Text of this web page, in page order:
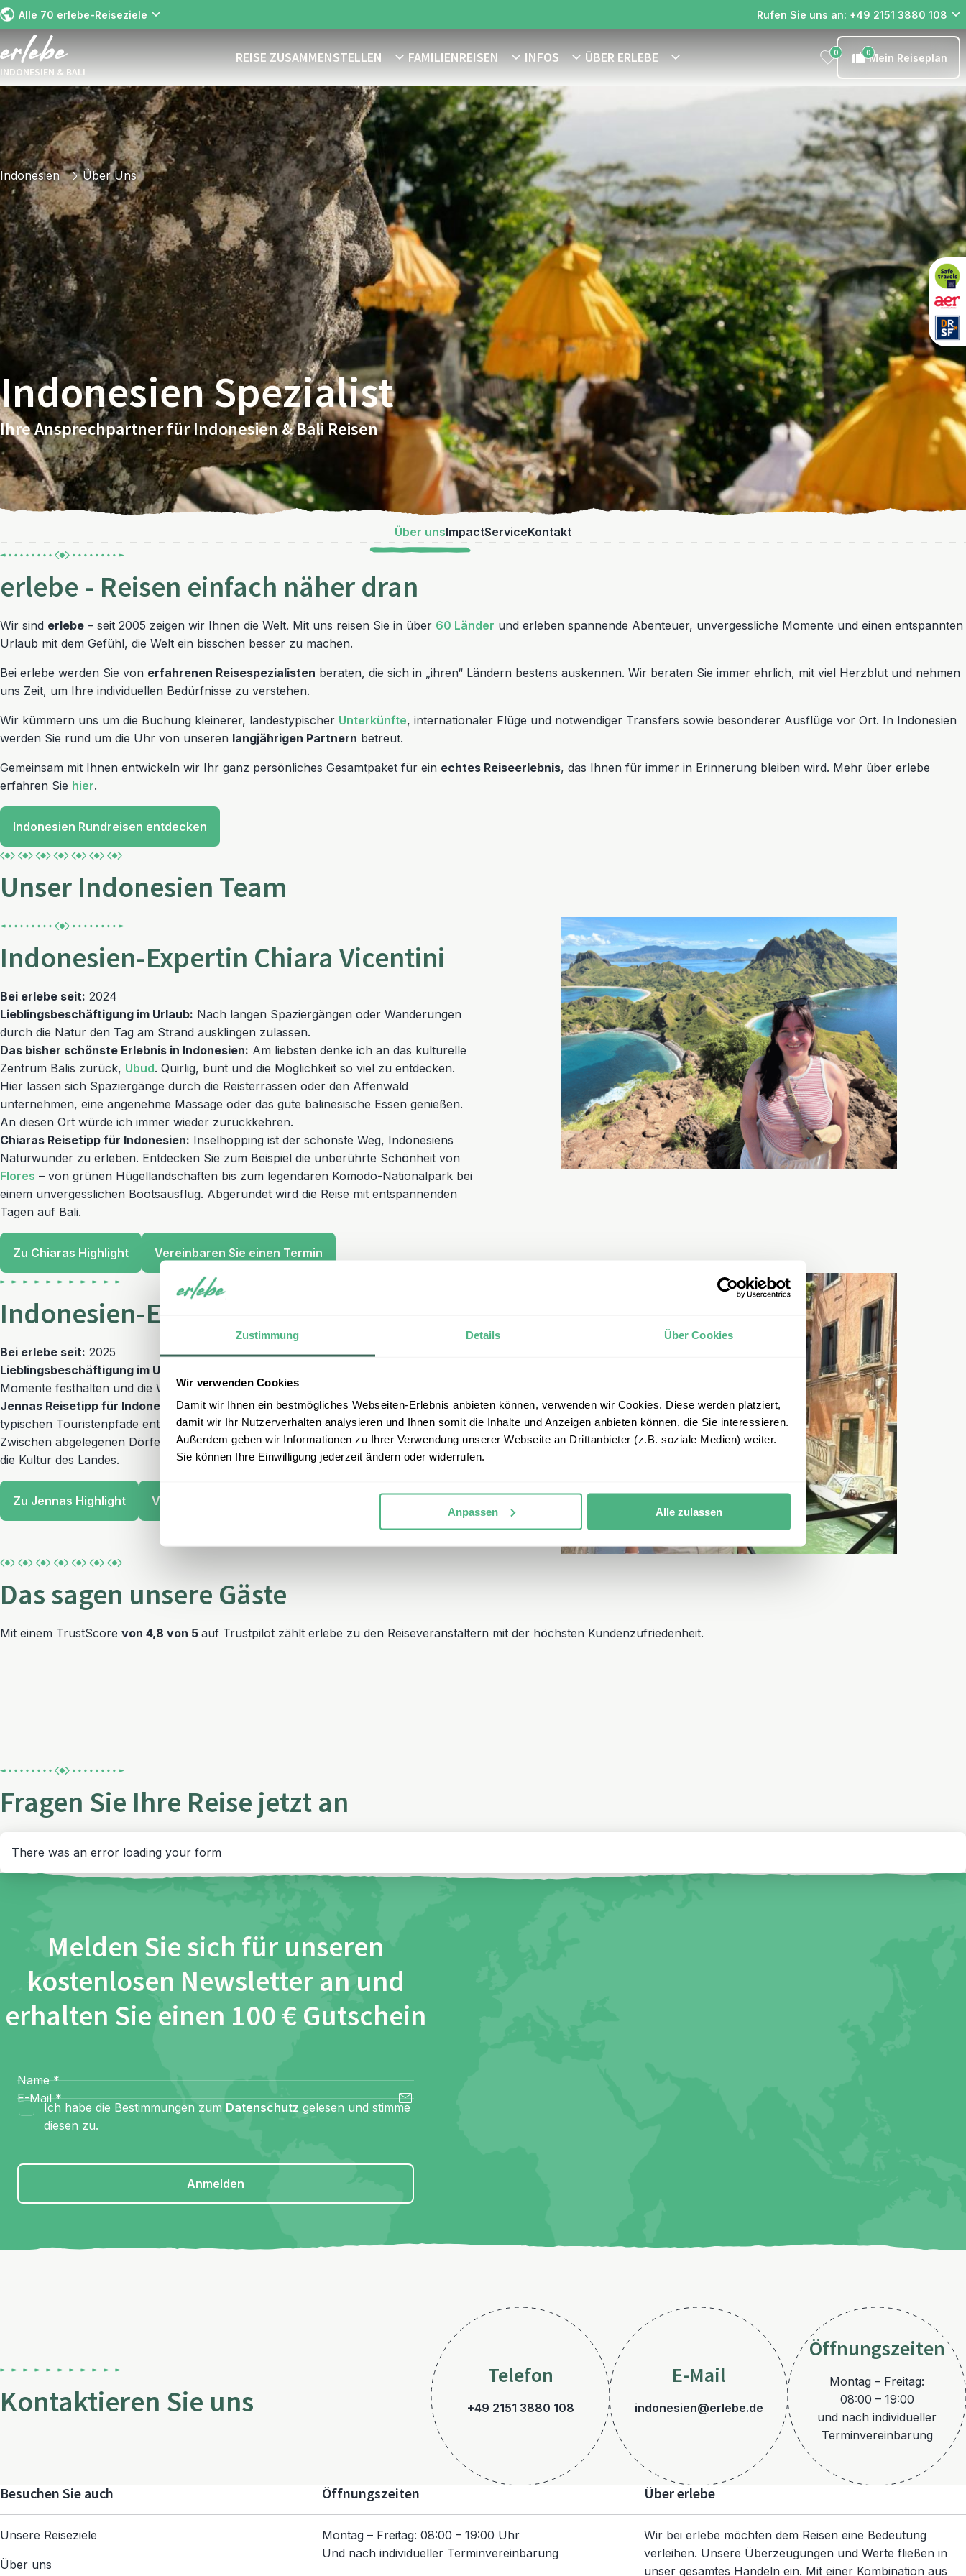
Zustimmung Details Über Cookies
Wir verwenden Cookies
Damit wir Ihnen ein bestmögliches Webseiten-Erlebnis anbieten können, verwenden wir Cookies. Diese werden platziert,
damit wir Ihr Nutzerverhalten analysieren und Ihnen somit die Inhalte und Anzeigen anbieten können, die Sie interessieren.
Außerdem geben wir Informationen zu Ihrer Verwendung unserer Webseite an Drittanbieter (z.B. soziale Medien) weiter.
Sie können Ihre Einwilligung jederzeit ändern oder widerrufen.
Anpassen Alle zulassen
Alle 70 erlebe-Reiseziele Rufen Sie uns an: +49 2151 3880 108
INDONESIEN & BALI
REISE ZUSAMMENSTELLEN FAMILIENREISEN INFOS ÜBER ERLEBE 0 0Mein Reiseplan
Indonesien Über Uns
Indonesien Spezialist
Ihre Ansprechpartner für Indonesien & Bali Reisen
Über unsImpactServiceKontakt
erlebe - Reisen einfach näher dran
Wir sind erlebe – seit 2005 zeigen wir Ihnen die Welt. Mit uns reisen Sie in über 60 Länder und erleben spannende Abenteuer, unvergessliche Momente und einen entspannten
Urlaub mit dem Gefühl, die Welt ein bisschen besser zu machen.
Bei erlebe werden Sie von erfahrenen Reisespezialisten beraten, die sich in „ihren“ Ländern bestens auskennen. Wir beraten Sie immer ehrlich, mit viel Herzblut und nehmen
uns Zeit, um Ihre individuellen Bedürfnisse zu verstehen.
Wir kümmern uns um die Buchung kleinerer, landestypischer Unterkünfte, internationaler Flüge und notwendiger Transfers sowie besonderer Ausflüge vor Ort. In Indonesien
werden Sie rund um die Uhr von unseren langjährigen Partnern betreut.
Gemeinsam mit Ihnen entwickeln wir Ihr ganz persönliches Gesamtpaket für ein echtes Reiseerlebnis, das Ihnen für immer in Erinnerung bleiben wird. Mehr über erlebe
erfahren Sie hier.
Indonesien Rundreisen entdecken
Unser Indonesien Team
Indonesien-Expertin Chiara Vicentini
Bei erlebe seit: 2024
Lieblingsbeschäftigung im Urlaub: Nach langen Spaziergängen oder Wanderungen
durch die Natur den Tag am Strand ausklingen zulassen.
Das bisher schönste Erlebnis in Indonesien: Am liebsten denke ich an das kulturelle
Zentrum Balis zurück, Ubud. Quirlig, bunt und die Möglichkeit so viel zu entdecken.
Hier lassen sich Spaziergänge durch die Reisterrassen oder den Affenwald
unternehmen, eine angenehme Massage oder das gute balinesische Essen genießen.
An diesen Ort würde ich immer wieder zurückkehren.
Chiaras Reisetipp für Indonesien: Inselhopping ist der schönste Weg, Indonesiens
Naturwunder zu erleben. Entdecken Sie zum Beispiel die unberührte Schönheit von
Flores – von grünen Hügellandschaften bis zum legendären Komodo-Nationalpark bei
einem unvergesslichen Bootsausflug. Abgerundet wird die Reise mit entspannenden
Tagen auf Bali.
Zu Chiaras Highlight Vereinbaren Sie einen Termin
Indonesien-Expertin Jenna Zöllner
Bei erlebe seit: 2025
Lieblingsbeschäftigung im Urlaub:
Momente festhalten und die Welt durch den Sucher neu entdecken.
Jennas Reisetipp für Indonesien:Mein Reisetipp für Indonesien ist Flores. Fernab der
typischen Touristenpfade entdecken Sie Indonesien in seiner ursprünglichen Form.
Zwischen abgelegenen Dörfern, grünen Reisterrassen und Vulkanen entdecken Sie
die Kultur des Landes.
Zu Jennas Highlight Vereinbaren Sie einen Termin
Das sagen unsere Gäste
Mit einem TrustScore von 4,8 von 5 auf Trustpilot zählt erlebe zu den Reiseveranstaltern mit der höchsten Kundenzufriedenheit.
Fragen Sie Ihre Reise jetzt an
There was an error loading your form
Melden Sie sich für unseren
kostenlosen Newsletter an und
erhalten Sie einen 100 € Gutschein
Name *
E-Mail *
Ich habe die Bestimmungen zum Datenschutz gelesen und stimme
diesen zu.
Anmelden
Kontaktieren Sie uns
Telefon
+49 2151 3880 108
E-Mail
indonesien@erlebe.de
Öffnungszeiten
Montag – Freitag:
08:00 – 19:00
und nach individueller
Terminvereinbarung
Besuchen Sie auch
Unsere Reiseziele
Über uns
Öffnungszeiten
Montag – Freitag: 08:00 – 19:00 Uhr
Und nach individueller Terminvereinbarung
Über erlebe
Wir bei erlebe möchten dem Reisen eine Bedeutung
verleihen. Unsere Überzeugungen und Werte fließen in
unser gesamtes Handeln ein. Mit einer Kombination aus